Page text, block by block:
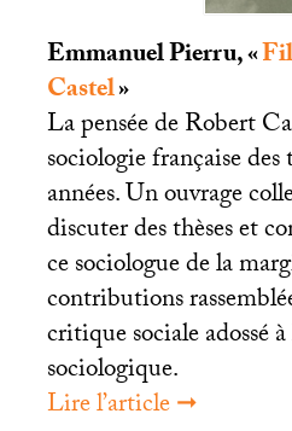
Emmanuel Pierru, «
Castel»
La pensée de Robert
sociologie française
années. Un ouvrage
discuter des thèses et
ce sociologue de la
contributions
critique sociale adossé
sociologique.
Lire l’article ➞